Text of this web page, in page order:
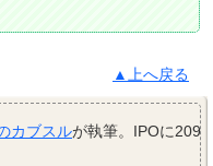
▲上へ戻る
カブスルが執筆。IPOに209